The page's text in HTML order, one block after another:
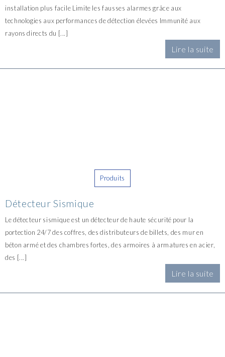
installation plus facile Limite les fausses alarmes grâce aux
technologies aux performances de détection élevées Immunité aux
rayons directs du [...]
Lire la suite
Produits
Détecteur Sismique
Le détecteur sismique est un détecteur de haute sécurité pour la
portection 24/7 des coffres, des distributeurs de billets, des mur en
béton armé et des chambres fortes, des armoires à armatures en acier,
des [...]
Lire la suite